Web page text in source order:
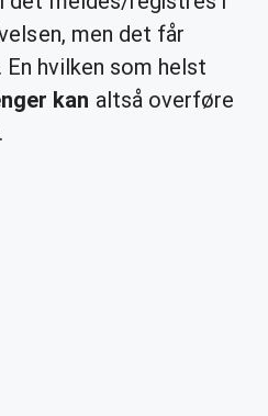
men det får
En hvilken som helst
kan altså overføre